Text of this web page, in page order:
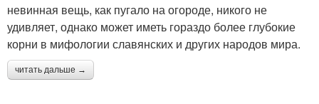
невинная вещь, как пугало на огороде, никого не
удивляет, однако может иметь гораздо более глубокие
корни в мифологии славянских и других народов мира.
читать дальше →